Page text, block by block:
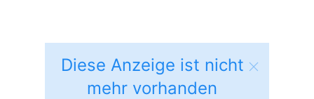
Diese Anzeige ist nicht
mehr vorhanden